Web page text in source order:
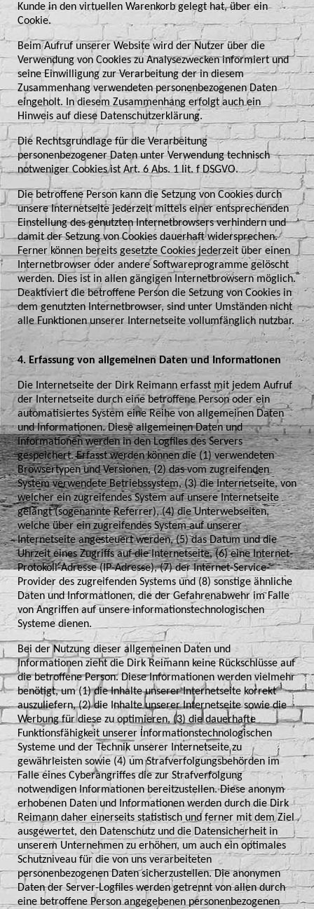
Kunde in den virtuellen Warenkorb gelegt hat, über ein
Cookie.
Beim Aufruf unserer Website wird der Nutzer über die
Verwendung von Cookies zu Analysezwecken informiert und
seine Einwilligung zur Verarbeitung der in diesem
Zusammenhang verwendeten personenbezogenen Daten
eingeholt. In diesem Zusammenhang erfolgt auch ein
Hinweis auf diese Datenschutzerklärung.
Die Rechtsgrundlage für die Verarbeitung
personenbezogener Daten unter Verwendung technisch
notweniger Cookies ist Art. 6 Abs. 1 lit. f DSGVO.
Die betroffene Person kann die Setzung von Cookies durch
unsere Internetseite jederzeit mittels einer entsprechenden
Einstellung des genutzten Internetbrowsers verhindern und
damit der Setzung von Cookies dauerhaft widersprechen.
Ferner können bereits gesetzte Cookies jederzeit über einen
Internetbrowser oder andere Softwareprogramme gelöscht
werden. Dies ist in allen gängigen Internetbrowsern möglich.
Deaktiviert die betroffene Person die Setzung von Cookies in
dem genutzten Internetbrowser, sind unter Umständen nicht
alle Funktionen unserer Internetseite vollumfänglich nutzbar.
4. Erfassung von allgemeinen Daten und Informationen
Die Internetseite der Dirk Reimann erfasst mit jedem Aufruf
der Internetseite durch eine betroffene Person oder ein
automatisiertes System eine Reihe von allgemeinen Daten
und Informationen. Diese allgemeinen Daten und
Informationen werden in den Logfiles des Servers
gespeichert. Erfasst werden können die (1) verwendeten
Browsertypen und Versionen, (2) das vom zugreifenden
System verwendete Betriebssystem, (3) die Internetseite, von
welcher ein zugreifendes System auf unsere Internetseite
gelangt (sogenannte Referrer), (4) die Unterwebseiten,
welche über ein zugreifendes System auf unserer
Internetseite angesteuert werden, (5) das Datum und die
Uhrzeit eines Zugriffs auf die Internetseite, (6) eine Internet-
Protokoll-Adresse (IP-Adresse), (7) der Internet-Service-
Provider des zugreifenden Systems und (8) sonstige ähnliche
Daten und Informationen, die der Gefahrenabwehr im Falle
von Angriffen auf unsere informationstechnologischen
Systeme dienen.
Bei der Nutzung dieser allgemeinen Daten und
Informationen zieht die Dirk Reimann keine Rückschlüsse auf
die betroffene Person. Diese Informationen werden vielmehr
benötigt, um (1) die Inhalte unserer Internetseite korrekt
auszuliefern, (2) die Inhalte unserer Internetseite sowie die
Werbung für diese zu optimieren, (3) die dauerhafte
Funktionsfähigkeit unserer informationstechnologischen
Systeme und der Technik unserer Internetseite zu
gewährleisten sowie (4) um Strafverfolgungsbehörden im
Falle eines Cyberangriffes die zur Strafverfolgung
notwendigen Informationen bereitzustellen. Diese anonym
erhobenen Daten und Informationen werden durch die Dirk
Reimann daher einerseits statistisch und ferner mit dem Ziel
ausgewertet, den Datenschutz und die Datensicherheit in
unserem Unternehmen zu erhöhen, um auch ein optimales
Schutzniveau für die von uns verarbeiteten
personenbezogenen Daten sicherzustellen. Die anonymen
Daten der Server-Logfiles werden getrennt von allen durch
eine betroffene Person angegebenen personenbezogenen